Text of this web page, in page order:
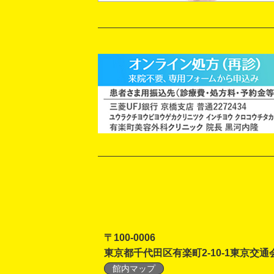
〒100-0006
東京都千代田区有楽町2-10-1東京交通
館内マップ